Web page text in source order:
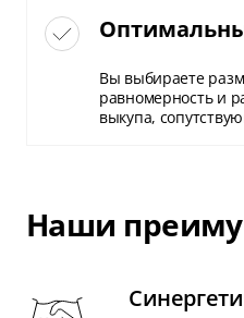
Вы выбираете
равномерность и
выкупа,
Наши